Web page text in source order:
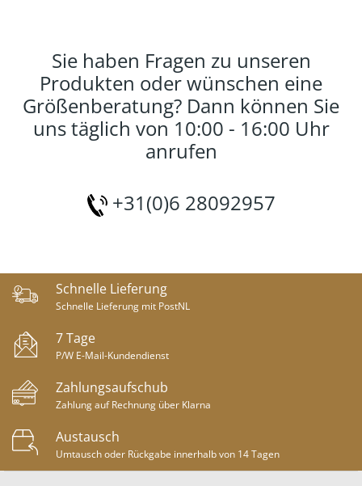
Sie haben Fragen zu unseren
Produkten oder wünschen eine
Größenberatung? Dann können Sie
uns täglich von 10:00 - 16:00 Uhr
anrufen
+31(0)6 28092957
Schnelle Lieferung
Schnelle Lieferung mit PostNL
7 Tage
P/W E-Mail-Kundendienst
Zahlungsaufschub
Zahlung auf Rechnung über Klarna
Austausch
Umtausch oder Rückgabe innerhalb von 14 Tagen